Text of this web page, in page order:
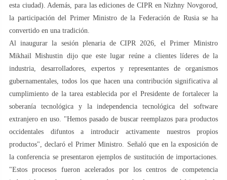
esta ciudad). Además, para las ediciones de CIPR en Nizhny Novgorod,
la participación del Primer Ministro de la Federación de Rusia se ha
convertido en una tradición.
Al inaugurar la sesión plenaria de CIPR 2026, el Primer Ministro
Mikhail Mishustin dijo que este lugar reúne a clientes líderes de la
industria, desarrolladores, expertos y representantes de organismos
gubernamentales, todos los que hacen una contribución significativa al
cumplimiento de la tarea establecida por el Presidente de fortalecer la
soberanía tecnológica y la independencia tecnológica del software
extranjero en uso. "Hemos pasado de buscar reemplazos para productos
occidentales difuntos a introducir activamente nuestros propios
productos", declaró el Primer Ministro. Señaló que en la exposición de
la conferencia se presentaron ejemplos de sustitución de importaciones.
"Estos procesos fueron acelerados por los centros de competencia